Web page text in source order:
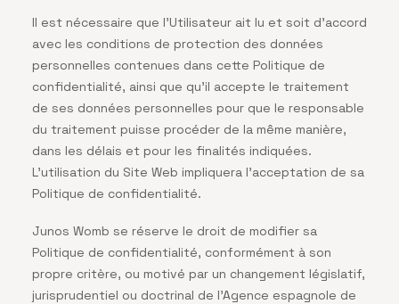
Il est nécessaire que l’Utilisateur ait lu et soit d’accord
avec les conditions de protection des données
personnelles contenues dans cette Politique de
confidentialité, ainsi que qu’il accepte le traitement
de ses données personnelles pour que le responsable
du traitement puisse procéder de la même manière,
dans les délais et pour les finalités indiquées.
L’utilisation du Site Web impliquera l’acceptation de sa
Politique de confidentialité.
Junos Womb se réserve le droit de modifier sa
Politique de confidentialité, conformément à son
propre critère, ou motivé par un changement législatif,
jurisprudentiel ou doctrinal de l’Agence espagnole de